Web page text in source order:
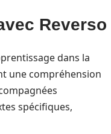
Reverso
dans la
une compréhension
spécifiques,